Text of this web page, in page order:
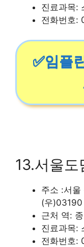
진료과목:
전화번호:
✅임플
13.서울도
주소 :서
(우)03190
근처 역:
진료과목:
전화번호: